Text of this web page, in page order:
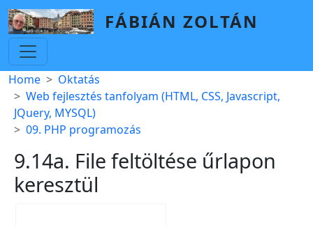
Skip to main content
FÁBIÁN ZOLTÁN
Breadcrumb
Home
Oktatás
Web fejlesztés tanfolyam (HTML, CSS, Javascript,
JQuery, MYSQL)
09. PHP programozás
9.14a. File feltöltése űrlapon
keresztül